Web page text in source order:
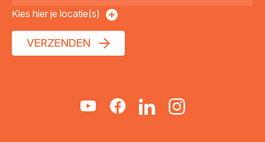
Kies hier je locatie(s)
VERZENDEN